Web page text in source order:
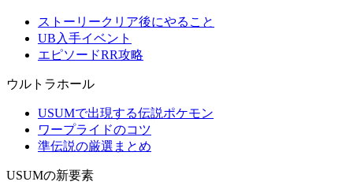
ストーリークリア後にやること
UB入手イベント
エピソードRR攻略
ウルトラホール
USUMで出現する伝説ポケモン
ワープライドのコツ
準伝説の厳選まとめ
USUMの新要素